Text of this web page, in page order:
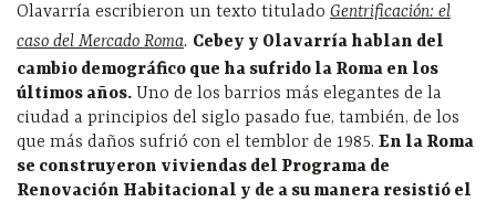
Olavarría escribieron un texto titulado Gentrificación: el
caso del Mercado Roma. Cebey y Olavarría hablan del
cambio demográfico que ha sufrido la Roma en los
últimos años. Uno de los barrios más elegantes de la
ciudad a principios del siglo pasado fue, también, de los
que más daños sufrió con el temblor de 1985. En la Roma
se construyeron viviendas del Programa de
Renovación Habitacional y de a su manera resistió el